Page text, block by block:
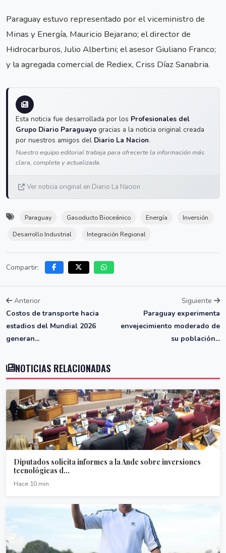
Paraguay estuvo representado por el viceministro de
Minas y Energía, Mauricio Bejarano; el director de
Hidrocarburos, Julio Albertini; el asesor Giuliano Franco;
y la agregada comercial de Rediex, Criss Díaz Sanabria.
Esta noticia fue desarrollada por los Profesionales del
Grupo Diario Paraguayo gracias a la noticia original creada
por nuestros amigos del Diario La Nacion.
Nuestro equipo editorial trabaja para ofrecerte la información más
clara, completa y actualizada.
Ver noticia original en Diario La Nacion
Paraguay Gasoducto Bioceánico Energía
Inversión
Desarrollo Industrial
Integración Regional
Compartir:
Anterior
Costos de transporte hacia
estadios del Mundial 2026
generan...
Siguiente
Paraguay experimenta
envejecimiento moderado de
su población...
NOTICIAS RELACIONADAS
Diputados solicita informes a la Ande sobre inversiones
tecnológicas d...
Hace 10 min